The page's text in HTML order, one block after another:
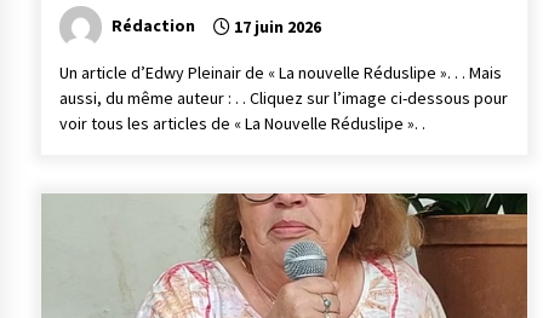
Rédaction 17 juin 2026
Un article d’Edwy Pleinair de « La nouvelle Réduslipe ». . . Mais
aussi, du même auteur : . . Cliquez sur l’image ci-dessous pour
voir tous les articles de « La Nouvelle Réduslipe ». .